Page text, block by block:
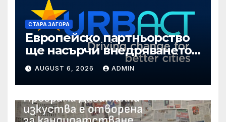
СТАРА ЗАГОРА
Европейско партньорство
ще насърчи внедряването
на интелигентни решения
в Стара Загора
AUGUST 6, 2026 ADMIN